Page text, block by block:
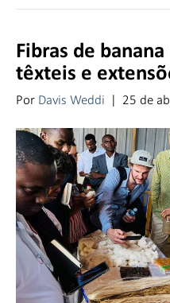
Fibras de
têxteis e
Por Davis Weddi | 25 de